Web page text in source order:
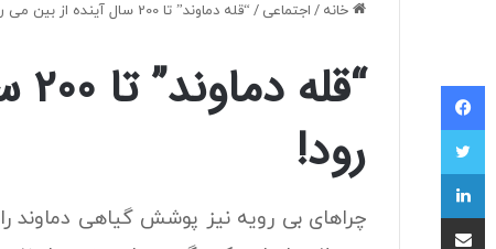
خانه / اجتماعی / “قله دماوند” تا 200 سال آینده از بین می رود!
رود!
چراهای بی رویه نیز پوشش گیاهی